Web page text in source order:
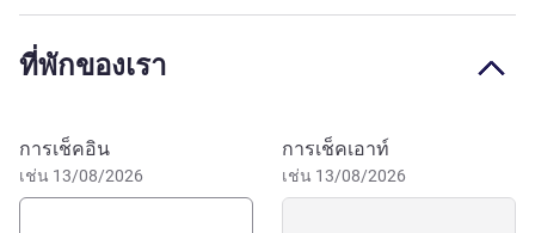
รีสอร์ทสำหรับครอบครัวที่ทันสมัย เหมาะอย่างยิ่งสำหรับนัก
ท่องเที่ยวที่มีรสนิยมและแขกองค์กร Mövenpick Resort Cam
Ranh มอบความสะดวกสบายและความหรูหราระดับล่าสุด
หลากหลายภายในรีสอร์ทตอบสนองทุกความต้องการ ใน
ฐานะจุดหมายปลายทางแบบครบวงจรบนชายหาด รีสอร์ทมี
ที่พักของเรา
จองโรงแรมนี้
การเช็คอิน
เช่น 13/08/2026
การเช็คเอาท์
เช่น 13/08/2026